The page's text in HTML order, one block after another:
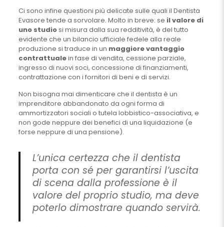
Ci sono infine questioni più delicate sulle quali il Dentista
Evasore tende a sorvolare. Molto in breve: se il valore di
uno studiosi misura dalla sua redditività, è del tutto
evidente che un bilancio ufficiale fedele alla reale
produzione si traduce in un maggiore vantaggio
contrattualein fase di vendita, cessione parziale,
ingresso di nuovi soci, concessione di finanziamenti,
contrattazione con i fornitori di beni e di servizi.
Non bisogna mai dimenticare che il dentista è un
imprenditore abbandonato da ogni forma di
ammortizzatori sociali o tutela lobbistico-associativa, e
non gode neppure dei benefici di una liquidazione (e
forse neppure di una pensione).
L’unica certezza che il dentista
porta con sé per garantirsi l’uscita
di scena dalla professione è il
valore del proprio studio, ma deve
poterlo dimostrare quando servirà.